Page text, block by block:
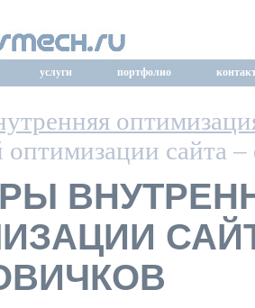
услуги портфолио
оптимизации сайта